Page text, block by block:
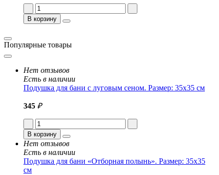
В корзину
Популярные товары
Нет отзывов
Есть в наличии
Подушка для бани с луговым сеном. Размер: 35x35 см
345 ₽
В корзину
Нет отзывов
Есть в наличии
Подушка для бани «Отборная полынь». Размер: 35x35
см